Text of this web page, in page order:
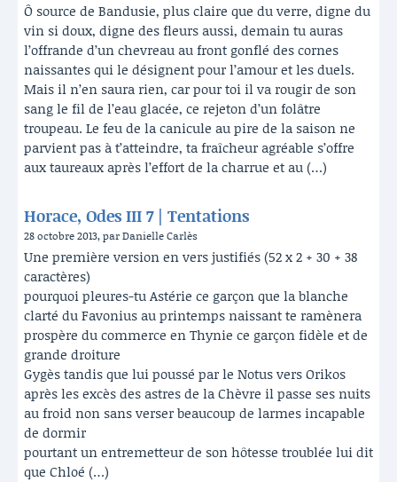
Ô source de Bandusie, plus claire que du verre, digne du
vin si doux, digne des fleurs aussi, demain tu auras
l’offrande d’un chevreau au front gonflé des cornes
naissantes qui le désignent pour l’amour et les duels.
Mais il n’en saura rien, car pour toi il va rougir de son
sang le fil de l’eau glacée, ce rejeton d’un folâtre
troupeau. Le feu de la canicule au pire de la saison ne
parvient pas à t’atteindre, ta fraîcheur agréable s’offre
aux taureaux après l’effort de la charrue et au (…)
Horace, Odes III 7 | Tentations
28 octobre 2013, par Danielle Carlès
Une première version en vers justifiés (52 x 2 + 30 + 38
caractères)
pourquoi pleures-tu Astérie ce garçon que la blanche
clarté du Favonius au printemps naissant te ramènera
prospère du commerce en Thynie ce garçon fidèle et de
grande droiture
Gygès tandis que lui poussé par le Notus vers Orikos
après les excès des astres de la Chèvre il passe ses nuits
au froid non sans verser beaucoup de larmes incapable
de dormir
pourtant un entremetteur de son hôtesse troublée lui dit
que Chloé (…)